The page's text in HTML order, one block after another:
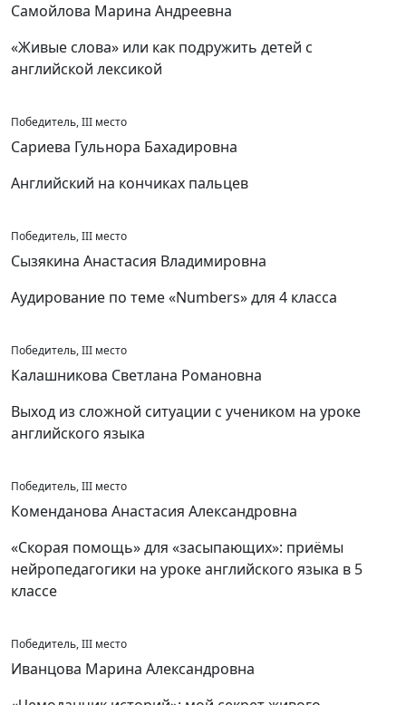
Самойлова Марина Андреевна
«Живые слова» или как подружить детей с
английской лексикой
Победитель, III место
Сариева Гульнора Бахадировна
Английский на кончиках пальцев
Победитель, III место
Сызякина Анастасия Владимировна
Аудирование по теме «Numbers» для 4 класса
Победитель, III место
Калашникова Светлана Романовна
Выход из сложной ситуации с учеником на уроке
английского языка
Победитель, III место
Коменданова Анастасия Александровна
«Скорая помощь» для «засыпающих»: приёмы
нейропедагогики на уроке английского языка в 5
классе
Победитель, III место
Иванцова Марина Александровна